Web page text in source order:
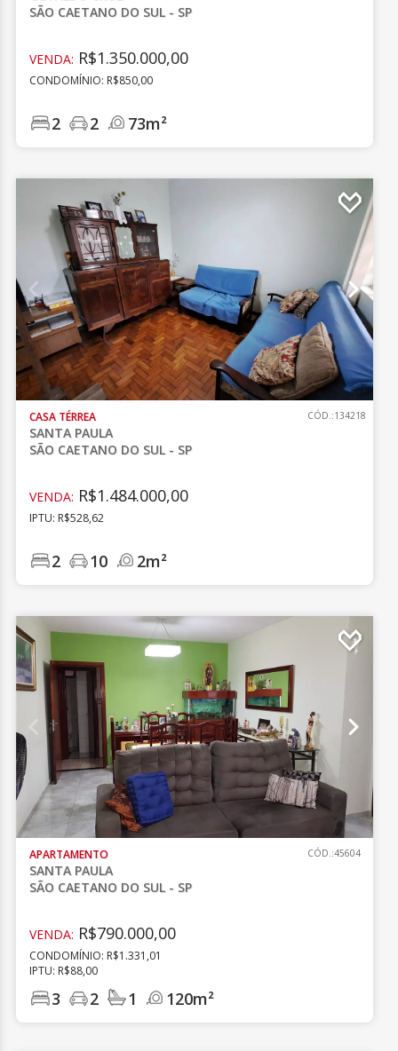
SÃO CAETANO DO SUL - SP
VENDA: R$1.350.000,00
CONDOMÍNIO: R$850,00
2 2 73m²
CASA TÉRREA
SANTA PAULA
SÃO CAETANO DO SUL - SP
CÓD.:134218
VENDA: R$1.484.000,00
IPTU: R$528,62
2 10 2m²
APARTAMENTO
SANTA PAULA
SÃO CAETANO DO SUL - SP
CÓD.:45604
VENDA: R$790.000,00
CONDOMÍNIO: R$1.331,01
IPTU: R$88,00
3 2 1 120m²